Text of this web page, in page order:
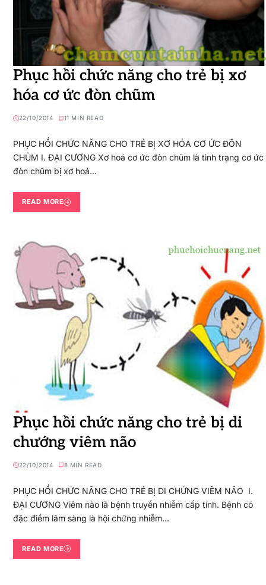
Phục hồi chức năng cho trẻ bị xơ
hóa cơ ức đòn chũm
22/10/2014 11 MIN READ
PHỤC HỒI CHỨC NĂNG CHO TRẺ BỊ XƠ HÓA CƠ ỨC ĐÕN
CHŨM I. ĐẠI CƯƠNG Xơ hoá cơ ức đòn chũm là tình trạng cơ ức
đòn chũm bị xơ hoá…
READ MORE
Phục hồi chức năng cho trẻ bị di
chướng viêm não
22/10/2014 8 MIN READ
PHỤC HỒI CHỨC NĂNG CHO TRẺ BỊ DI CHỨNG VIÊM NÃO I.
ĐẠI CƯƠNG Viêm não là bệnh truyền nhiễm cấp tính. Bệnh có
đặc điểm lâm sàng là hội chứng nhiễm…
READ MORE